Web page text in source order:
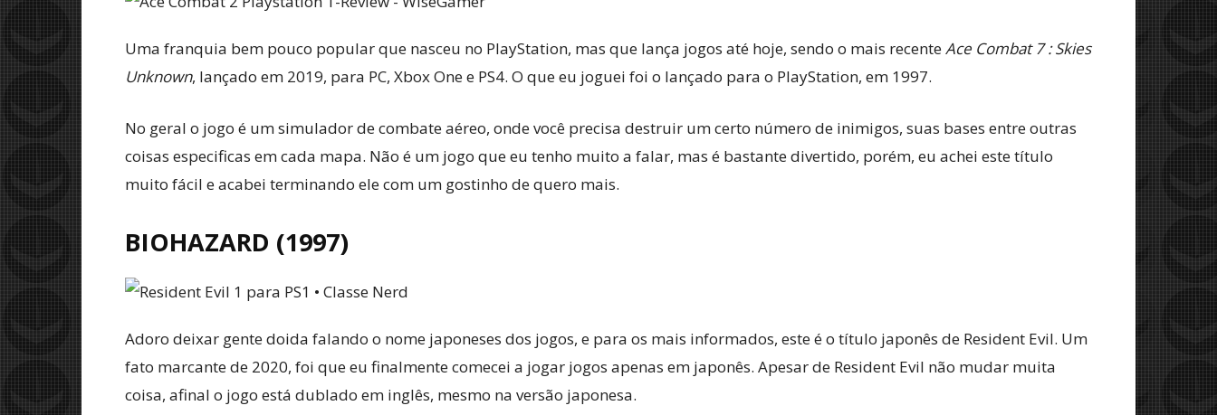
Uma franquia bem pouco popular que nasceu no PlayStation, mas que lança jogos até hoje, sendo o mais recenteAce Combat 7 : Skies
Unknown, lançado em 2019, para PC, Xbox One e PS4. O que eu joguei foi o lançado para o PlayStation, em 1997.
No geral o jogo é um simulador de combate aéreo, onde você precisa destruir um certo número de inimigos, suas bases entre outras
coisas especificas em cada mapa. Não é um jogo que eu tenho muito a falar, mas é bastante divertido, porém, eu achei este título
muito fácil e acabei terminando ele com um gostinho de quero mais.
BIOHAZARD (1997)
Adoro deixar gente doida falando o nome japoneses dos jogos, e para os mais informados, este é o título japonês de Resident Evil. Um
fato marcante de 2020, foi que eu finalmente comecei a jogar jogos apenas em japonês. Apesar de Resident Evil não mudar muita
coisa, afinal o jogo está dublado em inglês, mesmo na versão japonesa.